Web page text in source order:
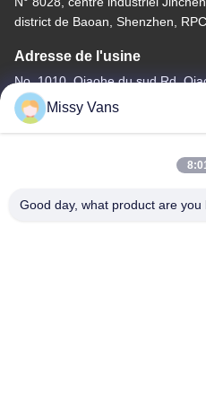
district de Baoan, Shenzhen, RPC
Adresse de l'usine
No. 1010, Qiaohe du sud Rd,
Bao'an, Shenzhen, RPC
Télégramme
Missy Vans
Good day, what product are you